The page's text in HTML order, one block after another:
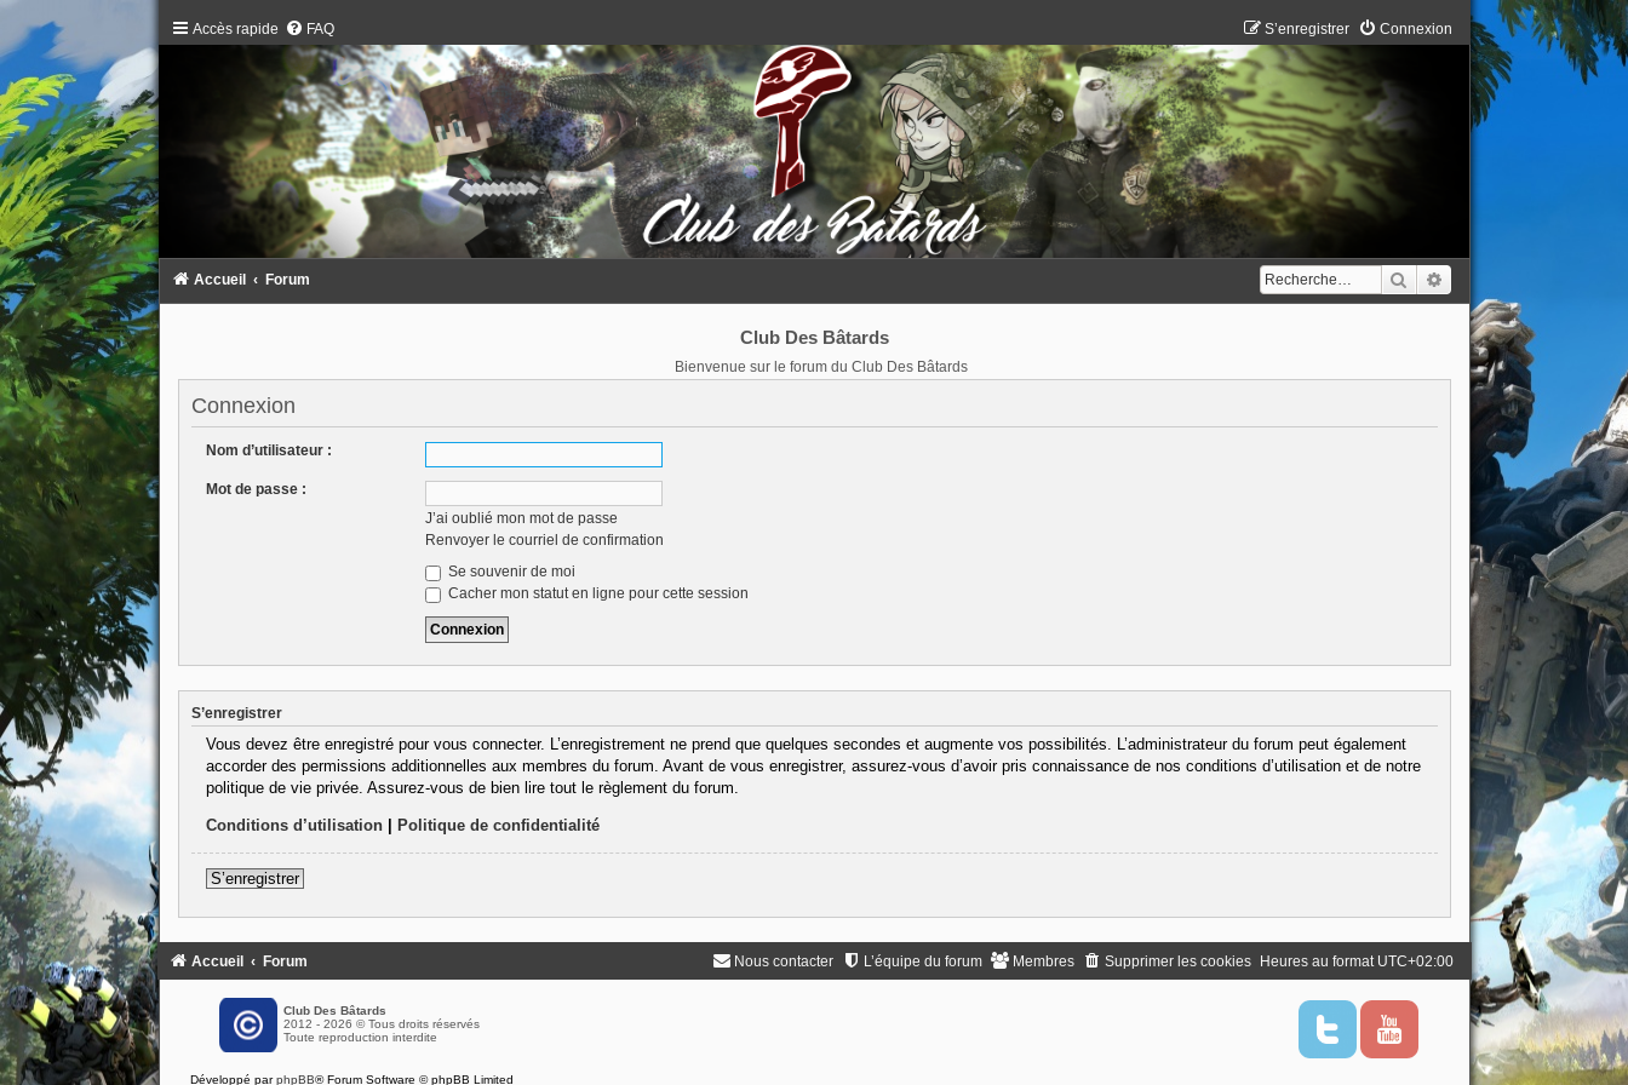
Accès rapide FAQ Connexion
S’enregistrer
Rechercher
Accueil Forum
Club Des Bâtards
Bienvenue sur le forum du Club Des Bâtards
Connexion
Nom d’utilisateur :
Mot de passe :
J’ai oublié mon mot de passe
Renvoyer le courriel de confirmation
Se souvenir de moi
Cacher mon statut en ligne pour cette session
S’enregistrer
Vous devez être enregistré pour vous connecter. L’enregistrement ne prend que quelques secondes et augmente vos possibilités. L’administrateur du forum peut également
accorder des permissions additionnelles aux membres du forum. Avant de vous enregistrer, assurez-vous d’avoir pris connaissance de nos conditions d’utilisation et de notre
politique de vie privée. Assurez-vous de bien lire tout le règlement du forum.
Conditions d’utilisation| Politique de confidentialité
S’enregistrer
Accueil Forum Heures au format UTC+02:00
Supprimer les cookies
Membres
L’équipe du forum
Nous contacter
Club Des Bâtards
2012 - 2026 © Tous droits réservés
Toute reproduction interdite
T
i
Y
u
Développé parphpBB® Forum Software © phpBB Limited